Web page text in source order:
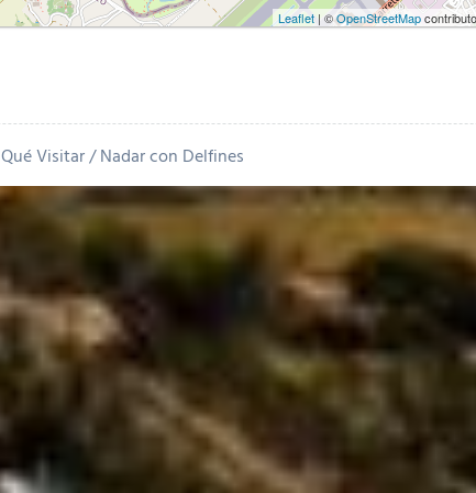
Leaflet | ©OpenStreetMap
Qué Visitar Nadar con Delfines